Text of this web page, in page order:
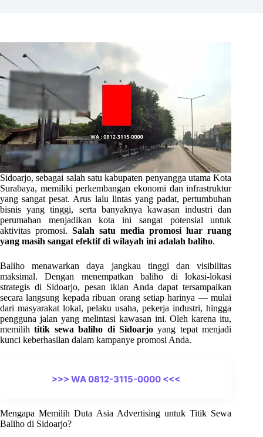
Sidoarjo, sebagai salah satu kabupaten penyangga utama Kota
Surabaya, memiliki perkembangan ekonomi dan infrastruktur
yang sangat pesat. Arus lalu lintas yang padat, pertumbuhan
bisnis yang tinggi, serta banyaknya kawasan industri dan
perumahan menjadikan kota ini sangat potensial untuk
aktivitas promosi.Salah satu media promosi luar ruang
yang masih sangat efektif di wilayah ini adalah baliho.
Baliho menawarkan daya jangkau tinggi dan visibilitas
maksimal. Dengan menempatkan baliho di lokasi-lokasi
strategis di Sidoarjo, pesan iklan Anda dapat tersampaikan
secara langsung kepada ribuan orang setiap harinya — mulai
dari masyarakat lokal, pelaku usaha, pekerja industri, hingga
pengguna jalan yang melintasi kawasan ini. Oleh karena itu,
memilihtitik sewa baliho di Sidoarjo yang tepat menjadi
kunci keberhasilan dalam kampanye promosi Anda.
>>> WA 0812-3115-0000 <<<
Mengapa Memilih Duta Asia Advertising untuk Titik Sewa
Baliho di Sidoarjo?